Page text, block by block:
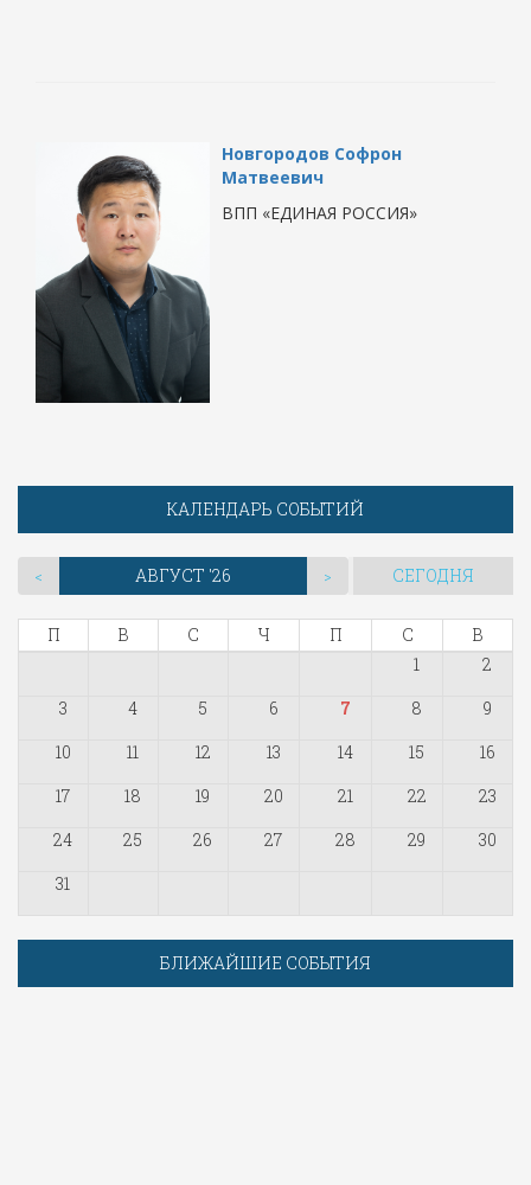
Новгородов Софрон
Матвеевич
ВПП «ЕДИНАЯ РОССИЯ»
КАЛЕНДАРЬ СОБЫТИЙ
< АВГУСТ '26 > СЕГОДНЯ
П В С Ч П С
В
1
2
3
4 5 6 7 8
9
10
11 12 13 14 15
16
17
18 19 20 21 22
23
24
25 26 27 28 29
30
31
БЛИЖАЙШИЕ СОБЫТИЯ